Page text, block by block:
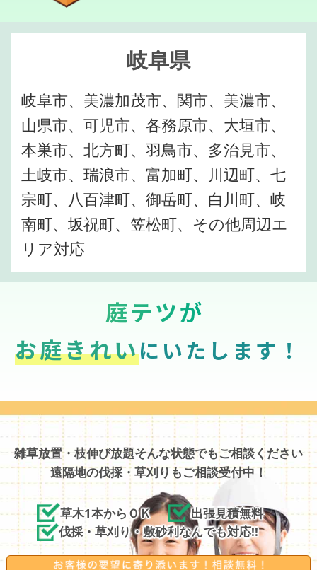
岐阜県
岐阜市、美濃加茂市、関市、美濃市、
山県市、可児市、各務原市、大垣市、
本巣市、北方町、羽鳥市、多治見市、
土岐市、瑞浪市、富加町、川辺町、七
宗町、八百津町、御岳町、白川町、岐
南町、坂祝町、笠松町、その他周辺エ
リア対応
庭テツが
お庭きれいにいたします！
雑草放置・枝伸び放題そんな状態でもご相談ください
遠隔地の伐採・草刈りもご相談受付中！
草木1本からＯＫ
出張見積無料
伐採・草刈り・敷砂利なんでも対応!!